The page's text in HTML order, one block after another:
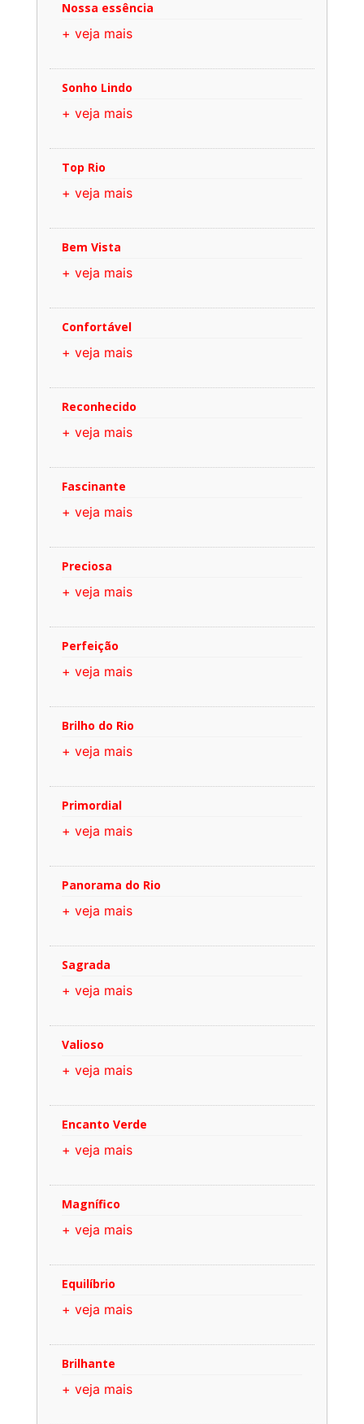
Nossa essência
+ veja mais
Sonho Lindo
+ veja mais
Top Rio
+ veja mais
Bem Vista
+ veja mais
Confortável
+ veja mais
Reconhecido
+ veja mais
Fascinante
+ veja mais
Preciosa
+ veja mais
Perfeição
+ veja mais
Brilho do Rio
+ veja mais
Primordial
+ veja mais
Panorama do Rio
+ veja mais
Sagrada
+ veja mais
Valioso
+ veja mais
Encanto Verde
+ veja mais
Magnífico
+ veja mais
Equilíbrio
+ veja mais
Brilhante
+ veja mais